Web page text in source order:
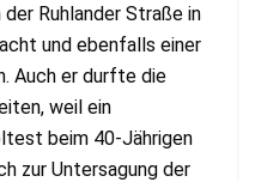
Ruhlander Straße in
und ebenfalls einer
Auch er durfte die
weil ein
beim 40-Jährigen
zur Untersagung der